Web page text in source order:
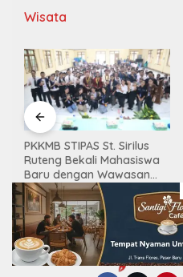
Wisata
PKKMB Inovatif, Komitmen
Kampus STIPAS St. Sirilus
Ruteng Cetak Generasi
Cerdas dan Berkarakter